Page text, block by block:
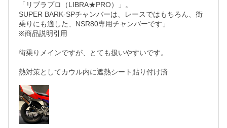
「リブラプロ（LIBRA★PRO）」。
SUPER BARK-SPチャンバーは、レースではもちろん、街
乗りにも適した、NSR80専用チャンバーです」
※商品説明引用
街乗りメインですが、とても扱いやすいです。
熱対策としてカウル内に遮熱シート貼り付け済